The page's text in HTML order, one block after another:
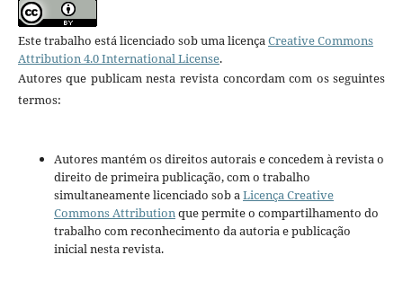
Este trabalho está licenciado sob uma licençaCreative Commons
Attribution 4.0 International License.
Autores que publicam nesta revista concordam com os seguintes
termos:
Autores mantém os direitos autorais e concedem à revista o
direito de primeira publicação, com o trabalho
simultaneamente licenciado sob aLicença Creative
Commons Attributionque permite o compartilhamento do
trabalho com reconhecimento da autoria e publicação
inicial nesta revista.